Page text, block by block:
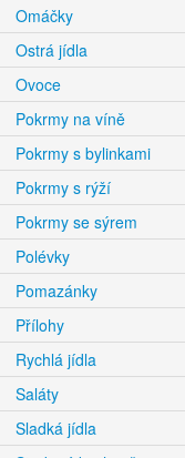
Omáčky
Ostrá jídla
Ovoce
Pokrmy na víně
Pokrmy s bylinkami
Pokrmy s rýží
Pokrmy se sýrem
Polévky
Pomazánky
Přílohy
Rychlá jídla
Saláty
Sladká jídla